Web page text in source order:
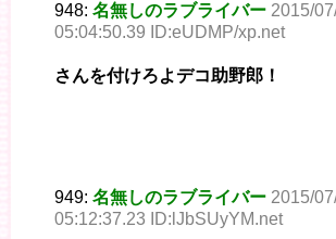
948: 名無しのラブライバー 2015/
05:04:50.39 ID:eUDMP/xp.net
さんを付けろよデコ助野郎！
949: 名無しのラブライバー 2015/
05:12:37.23 ID:lJbSUyYM.net